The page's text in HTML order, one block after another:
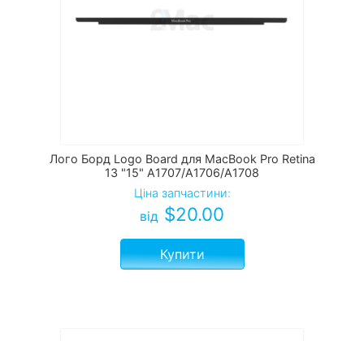
Лого Борд Logo Board для MacBook Pro Retina
13 "15" A1707/A1706/A1708
Ціна запчастини:
від $20.00
Купити